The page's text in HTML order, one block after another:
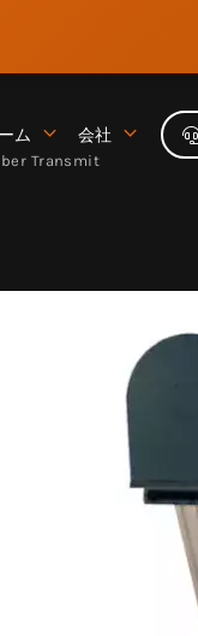
ム 会社
Transmit